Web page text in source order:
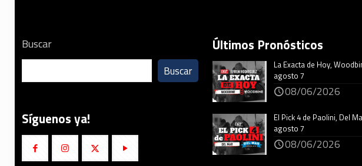
Buscar
Buscar
Síguenos ya!
Últimos Pronósticos
La Exacta de Hoy,
agosto 7
08/06/2026
El Pick 4 de Paolini, Del
agosto 7
08/06/2026